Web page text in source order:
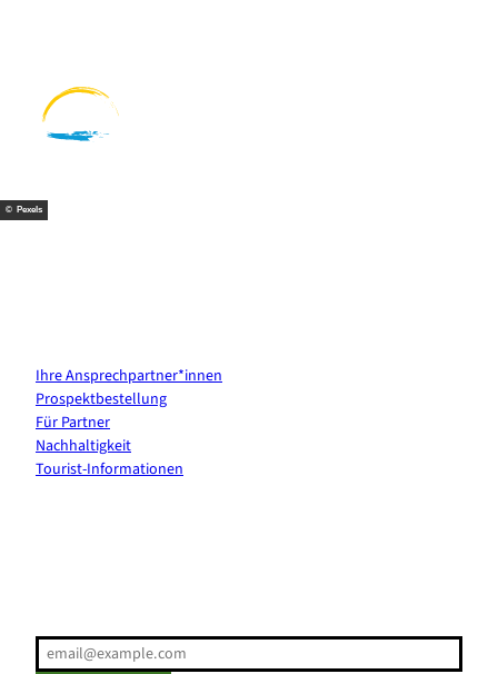
b
n
t
r
e
t
u
b
© Pexels
Ihre Ansprechpartner*innen
Prospektbestellung
Für Partner
Nachhaltigkeit
Tourist-Informationen